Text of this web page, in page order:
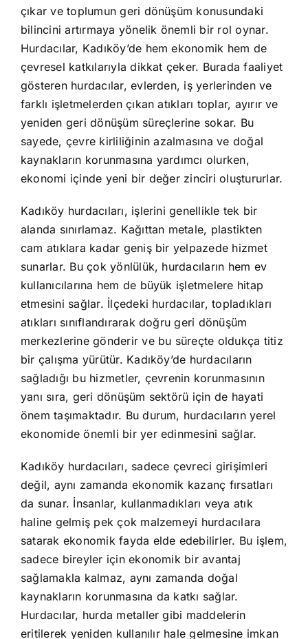
çıkar ve toplumun geri dönüşüm konusundaki
bilincini artırmaya yönelik önemli bir rol oynar.
Hurdacılar, Kadıköy’de hem ekonomik hem de
çevresel katkılarıyla dikkat çeker. Burada faaliyet
gösteren hurdacılar, evlerden, iş yerlerinden ve
farklı işletmelerden çıkan atıkları toplar, ayırır ve
yeniden geri dönüşüm süreçlerine sokar. Bu
sayede, çevre kirliliğinin azalmasına ve doğal
kaynakların korunmasına yardımcı olurken,
ekonomi içinde yeni bir değer zinciri oluştururlar.
Kadıköy hurdacıları, işlerini genellikle tek bir
alanda sınırlamaz. Kağıttan metale, plastikten
cam atıklara kadar geniş bir yelpazede hizmet
sunarlar. Bu çok yönlülük, hurdacıların hem ev
kullanıcılarına hem de büyük işletmelere hitap
etmesini sağlar. İlçedeki hurdacılar, topladıkları
atıkları sınıflandırarak doğru geri dönüşüm
merkezlerine gönderir ve bu süreçte oldukça titiz
bir çalışma yürütür. Kadıköy’de hurdacıların
sağladığı bu hizmetler, çevrenin korunmasının
yanı sıra, geri dönüşüm sektörü için de hayati
önem taşımaktadır. Bu durum, hurdacıların yerel
ekonomide önemli bir yer edinmesini sağlar.
Kadıköy hurdacıları, sadece çevreci girişimleri
değil, aynı zamanda ekonomik kazanç fırsatları
da sunar. İnsanlar, kullanmadıkları veya atık
haline gelmiş pek çok malzemeyi hurdacılara
satarak ekonomik fayda elde edebilirler. Bu işlem,
sadece bireyler için ekonomik bir avantaj
sağlamakla kalmaz, aynı zamanda doğal
kaynakların korunmasına da katkı sağlar.
Hurdacılar, hurda metaller gibi maddelerin
eritilerek yeniden kullanılır hale gelmesine imkan